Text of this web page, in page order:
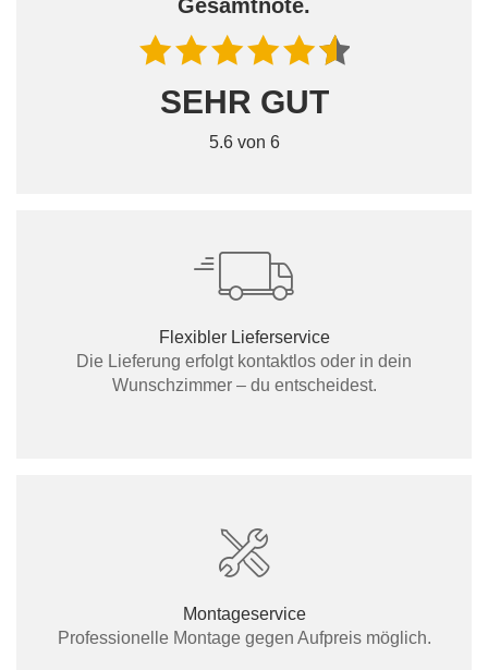
Gesamtnote.
SEHR GUT
5.6 von 6
Flexibler Lieferservice
Die Lieferung erfolgt kontaktlos oder in dein
Wunschzimmer – du entscheidest.
Montageservice
Professionelle Montage gegen Aufpreis möglich.